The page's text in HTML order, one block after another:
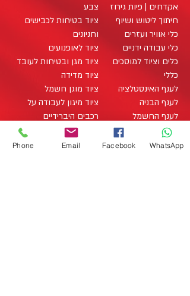
office@zo-tool.com
צבע
ציוד בטיחות לכבישים
וחניונים
ציוד לאופנועים
ציוד מגן ובטיחות לעובד
ציוד מדידה
ציוד מוגן חשמל
ציוד מיגון לעבודה על
רכבים היברידיים
ציוד מתכלה / מוצרים
מתכלים
אקדחים | פיות גירוז
חיתוך ליטוש ושיוף
כלי אוויר ועזרים
כלי עבודה ידניים
כלים וציוד למוסכים
כללי
לענף האינסטלציה
לענף הבניה
לענף החשמל
לענף העץ
מארזי כלי עבודה
Phone Email Facebook WhatsApp